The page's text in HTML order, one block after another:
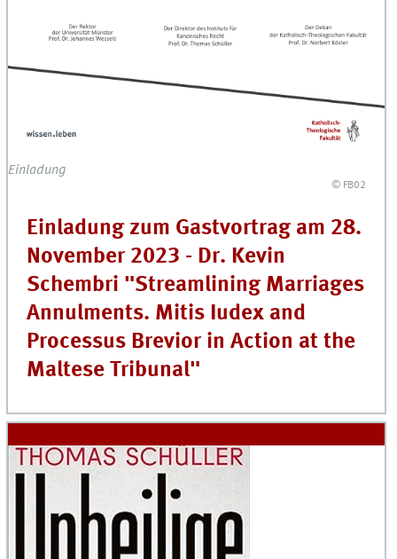
Einladung
© FB02
Einladung zum Gastvortrag am 28.
November 2023 - Dr. Kevin
Schembri "Streamlining Marriages
Annulments. Mitis Iudex and
Processus Brevior in Action at the
Maltese Tribunal"